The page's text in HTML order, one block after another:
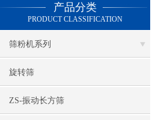
产品分类
PRODUCT CLASSIFICATION
筛粉机系列
旋转筛
ZS-振动长方筛